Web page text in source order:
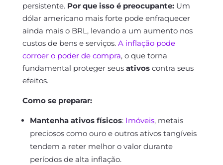
persistente. Por que isso é preocupante:Um
dólar americano mais forte pode enfraquecer
ainda mais o BRL, levando a um aumento nos
custos de bens e serviços. A inflação pode
corroer o poder de compra, o que torna
fundamental proteger seus ativoscontra seus
efeitos.
Como se preparar:
Mantenha ativos físicos: Imóveis, metais
preciosos como ouro e outros ativos tangíveis
tendem a reter melhor o valor durante
períodos de alta inflação.